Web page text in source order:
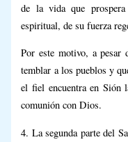
de la vida que
espiritual, de su fuerza
Por este motivo, a pesar
temblar a los pueblos y
el fiel encuentra en Sión
comunión con Dios.
4. La segunda parte del